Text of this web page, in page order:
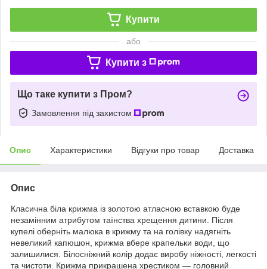
Купити
або
Купити з
Що таке купити з Пром?
Замовлення під захистом
Опис Характеристики Відгуки про товар Доставка
Опис
Класична біла крижма із золотою атласною вставкою буде
незамінним атрибутом таїнства хрещення дитини. Після
купелі оберніть малюка в крижму та на голівку надягніть
невеликий капюшон, крижма вбере крапельки води, що
залишилися. Білосніжний колір додає виробу ніжності, легкості
та чистоти. Крижма прикрашена хрестиком — головний